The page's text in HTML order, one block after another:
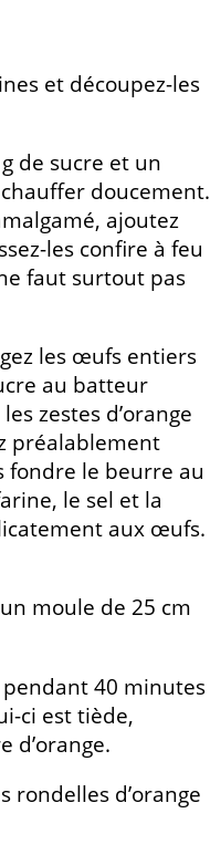
et découpez-les
de sucre et un
doucement.
ajoutez
les confire à feu
faut surtout pas
les œufs entiers
au batteur
zestes d’orange
préalablement
fondre le beurre au
le sel et la
aux œufs.
moule de 25 cm
40 minutes
ci est tiède,
d’orange.
rondelles d’orange